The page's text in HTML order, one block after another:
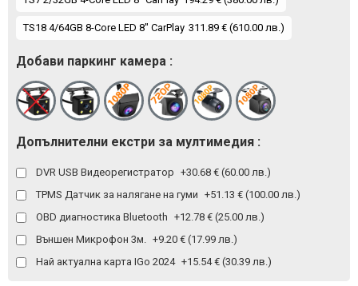
TS18 4/64GB 8-Core LED 8" CarPlay 311.89 € (610.00 лв.)
Добави паркинг камера :
Допълнителни екстри за мултимедия :
DVR USB Видеорегистратор +30.68 € (60.00 лв.)
TPMS Датчик за налягане на гуми +51.13 € (100.00 лв.)
OBD диагностика Bluetooth +12.78 € (25.00 лв.)
Външен Микрофон 3м.
+9.20 € (17.99 лв.)
Най актуална карта IGo 2024 +15.54 € (30.39 лв.)